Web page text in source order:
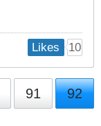
Likes 10
91 92